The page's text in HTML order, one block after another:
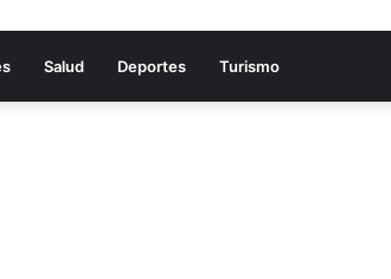
Salud Deportes Turismo